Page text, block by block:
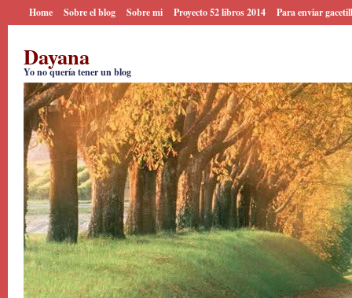
Home Sobre el blog Sobre mi Proyecto 52 libros 2014 Para enviar
Dayana
Yo no quería tener un blog